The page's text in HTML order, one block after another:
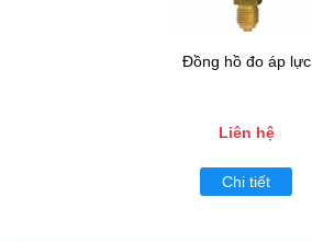
Đồng hồ đo áp lực
Liên hệ
Chi tiết